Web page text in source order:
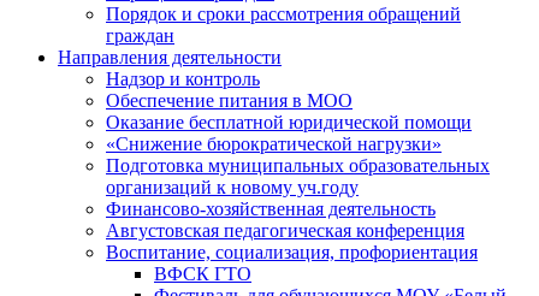
Порядок и сроки рассмотрения обращений
граждан
Направления деятельности
Надзор и контроль
Обеспечение питания в МОО
Оказание бесплатной юридической помощи
«Снижение бюрократической нагрузки»
Подготовка муниципальных образовательных
организаций к новому уч.году
Финансово-хозяйственная деятельность
Августовская педагогическая конференция
Воспитание, социализация, профориентация
ВФСК ГТО